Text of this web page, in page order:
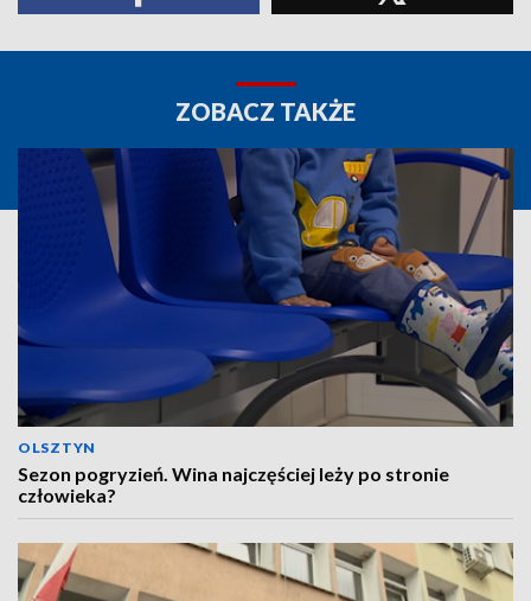
ZOBACZ TAKŻE
OLSZTYN
Sezon pogryzień. Wina najczęściej leży po stronie
człowieka?